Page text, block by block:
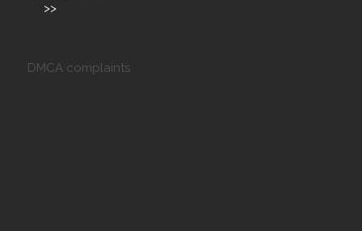
>>
DMCA complaints